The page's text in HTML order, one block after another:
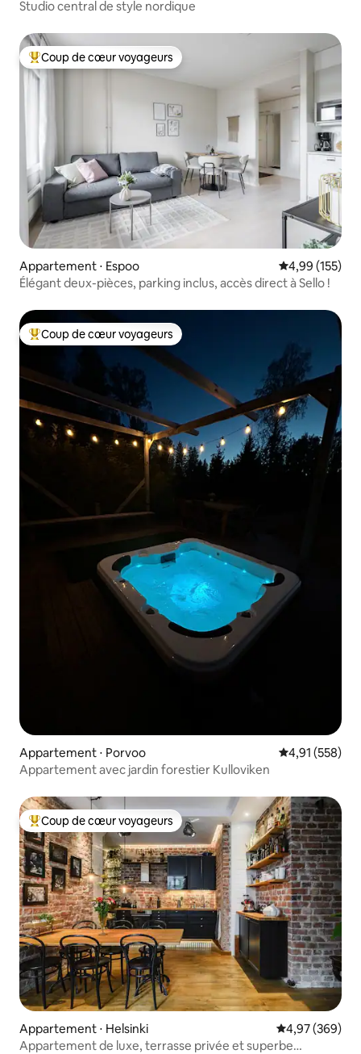
Studio central de style nordique
Coups de cœur voyageurs les plus appréciés
Coup de cœur voyageurs
Appartement ⋅ Espoo Évaluation
4,99 (155)
Élégant deux-pièces, parking inclus, accès direct à Sello !
Coups de cœur voyageurs les plus appréciés
Coup de cœur voyageurs
Appartement ⋅ Porvoo Évaluation
4,91 (558)
Appartement avec jardin forestier Kulloviken
Coups de cœur voyageurs les plus appréciés
Coup de cœur voyageurs
Appartement ⋅ Helsinki Évaluation
4,97 (369)
Appartement de luxe, terrasse privée et superbe